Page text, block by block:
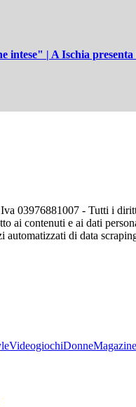
intese" | A Ischia
03976881007 - Tutti i
ai contenuti e ai dati
automatizzati di data
VideogiochiDonneMagazine